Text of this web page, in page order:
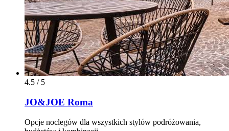
4.5 / 5
JO&JOE Roma
Opcje noclegów dla wszystkich stylów podróżowania,